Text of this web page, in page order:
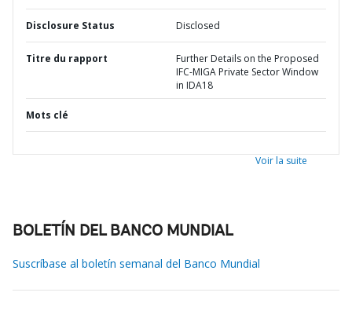
Disclosure Status Disclosed
Titre du rapport
Further Details on the Proposed
IFC-MIGA Private Sector Window
in IDA18
Mots clé
Voir la suite
BOLETÍN DEL BANCO MUNDIAL
Suscríbase al boletín semanal del Banco Mundial